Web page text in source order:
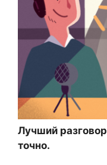
Лучший
точно.